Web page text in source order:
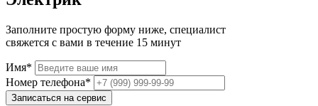
Заполните простую форму ниже, специалист
свяжется с вами в течение 15 минут
Имя*
Номер телефона*
Записаться на сервис